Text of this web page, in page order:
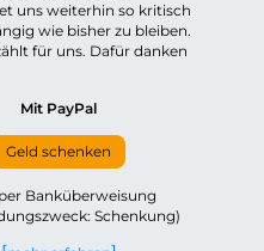
uns weiterhin so kritisch
wie bisher zu bleiben.
für uns. Dafür danken
Mit PayPal
Geld schenken
Banküberweisung
Schenkung)